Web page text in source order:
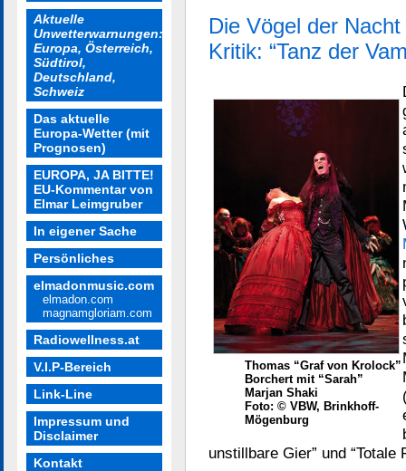
Aktuelle
Unwetterwarnungen:
Europa, Österreich,
Südtirol,
Deutschland,
Schweiz
Das aktuelle
Europa-Wetter (mit
Prognosen)
EUROPA, JA BITTE!
EU-Kommentar von
Elmar Leimgruber
In eigener Sache
Persönliches
elmadonmusic.com
elmadon.com
magnamgloriam.com
Radiowellness.at
V.I.P-Bereich
Link-Line
Impressum und
Disclaimer
Kontakt
Die Vögel der
Kritik: “Tanz der
Thomas “Graf von Krolock”
Borchert mit “Sarah”
Marjan Shaki
Foto: © VBW, Brinkhoff-
Mögenburg
unstillbare Gier” und “Totale